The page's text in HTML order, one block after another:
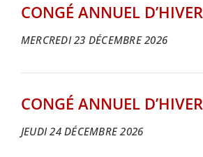
CONGÉ ANNUEL D’HIVER
MERCREDI 23 DÉCEMBRE 2026
CONGÉ ANNUEL D’HIVER
JEUDI 24 DÉCEMBRE 2026